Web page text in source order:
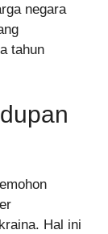
negara
tahun
Hal ini